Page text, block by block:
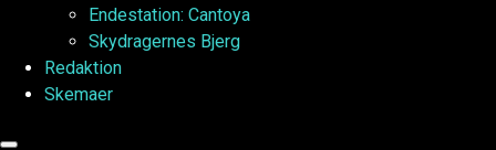
Endestation: Cantoya
Skydragernes Bjerg
Redaktion
Skemaer